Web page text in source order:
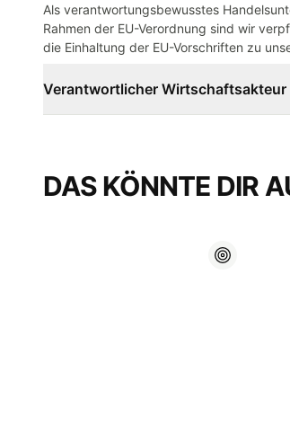
Als verantwortungsbewusstes
Rahmen der EU-Verordnung sind wir
die Einhaltung der EU-Vorschriften zu
Verantwortlicher Wirtschaftsakteur
DAS KÖNNTE DIR